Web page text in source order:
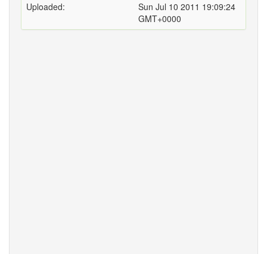
Uploaded:
Sun Jul 10 2011 19:09:24
GMT+0000